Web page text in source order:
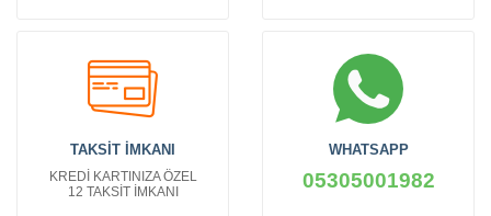
TAKSİT İMKANI
KREDİ KARTINIZA ÖZEL
12 TAKSİT İMKANI
WHATSAPP
05305001982